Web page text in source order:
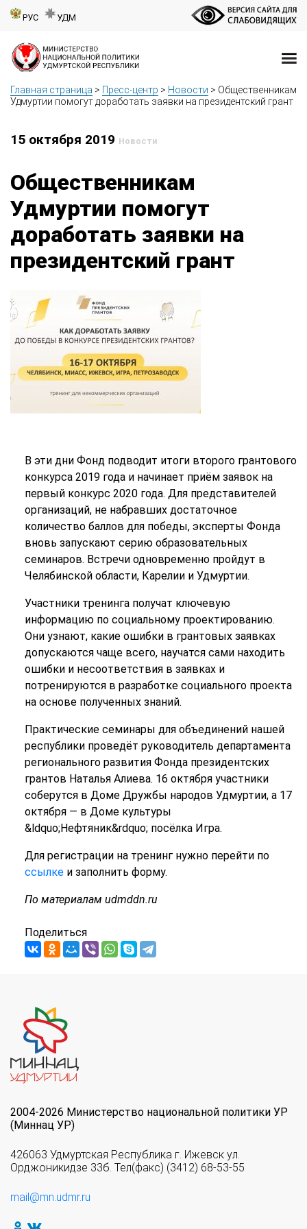
РУС УДМ
Главная страница > Пресс-центр > Новости > Общественникам
Удмуртии помогут доработать заявки на президентский грант
15 октября 2019 Новости
Общественникам
Удмуртии помогут
доработать заявки на
президентский грант
В эти дни Фонд подводит итоги второго грантового
конкурса 2019 года и начинает приём заявок на
первый конкурс 2020 года. Для представителей
организаций, не набравших достаточное
количество баллов для победы, эксперты Фонда
вновь запускают серию образовательных
семинаров. Встречи одновременно пройдут в
Челябинской области, Карелии и Удмуртии.
Участники тренинга получат ключевую
информацию по социальному проектированию.
Они узнают, какие ошибки в грантовых заявках
допускаются чаще всего, научатся сами находить
ошибки и несоответствия в заявках и
потренируются в разработке социального проекта
на основе полученных знаний.
Практические семинары для объединений нашей
республики проведёт руководитель департамента
регионального развития Фонда президентских
грантов Наталья Алиева. 16 октября участники
соберутся в Доме Дружбы народов Удмуртии, а 17
октября — в Доме культуры
&ldquo;Нефтяник&rdquo; посёлка Игра.
Для регистрации на тренинг нужно перейти по
ссылкеи заполнить форму.
По материалам udmddn.ru
Поделиться
2004-2026 Министерство национальной политики УР
(Миннац УР)
426063 Удмуртская Республика г. Ижевск ул.
Орджоникидзе 33б. Тел(факс) (3412) 68-53-55
mail@mn.udmr.ru